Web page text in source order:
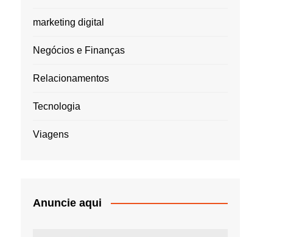
marketing digital
Negócios e Finanças
Relacionamentos
Tecnologia
Viagens
Anuncie aqui